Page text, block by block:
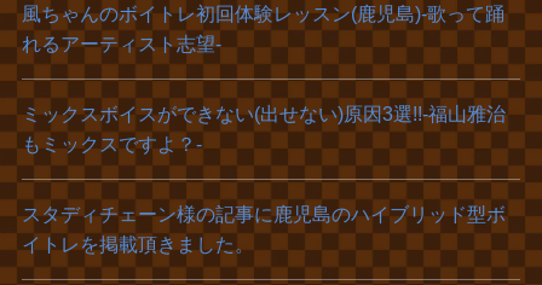
風ちゃんのボイトレ初回体験レッスン(鹿児島)‐歌って踊
れるアーティスト志望‐
ミックスボイスができない(出せない)原因3選!!-福山雅治
もミックスですよ？-
スタディチェーン様の記事に鹿児島のハイブリッド型ボ
イトレを掲載頂きました。